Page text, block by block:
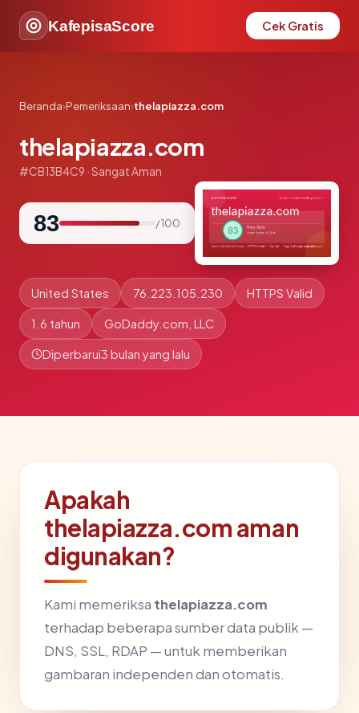
KafepisaScore Cek Gratis
Beranda›Pemeriksaan›thelapiazza.com
thelapiazza.com
#CB13B4C9 · Sangat Aman
83 / 100
United States 76.223.105.230 HTTPS Valid
1.6 tahun GoDaddy.com, LLC
Diperbarui3 bulan yang lalu
Apakah
thelapiazza.com aman
digunakan?
Kami memeriksa thelapiazza.com
terhadap beberapa sumber data publik —
DNS, SSL, RDAP — untuk memberikan
gambaran independen dan otomatis.